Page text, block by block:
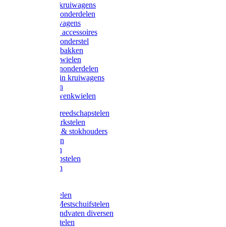
Landbouwkruiwagens
Kruiwagenonderdelen
Bouwkruiwagens
Kruiwagen accessoires
Kruiwagenonderstel
Kruiwagenbakken
Kruiwagenwielen
Steekwagenonderdelen
Huis en Tuin kruiwagens
Steekwagen
Bok- en Zwenkwielen
Overige gereedschapstelen
Bezem-/Harkstelen
Handvaten & stokhouders
Hamerstelen
Spadestelen
Graanschopstelen
Schopstelen
Gardena stelen
Sneeuw- /Mestschuifstelen
Stelen / Handvaten diversen
Telescoopstelen